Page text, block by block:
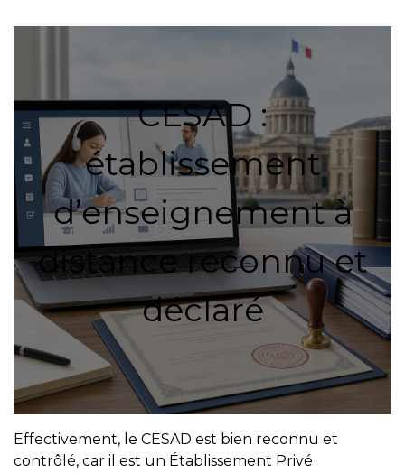
CESAD :
établissement
d’enseignement à
distance reconnu et
déclaré
Effectivement, le CESAD est bien reconnu et
contrôlé, car il est un Établissement Privé